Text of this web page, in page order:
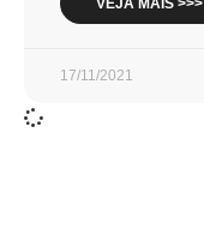
VEJA MAIS >>>
17/11/2021